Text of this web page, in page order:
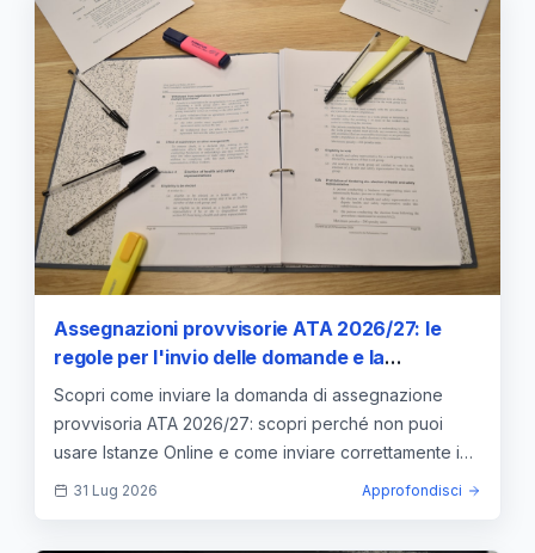
Assegnazioni provvisorie ATA 2026/27: le
regole per l'invio delle domande e la
documentazione
Scopri come inviare la domanda di assegnazione
provvisoria ATA 2026/27: scopri perché non puoi
usare Istanze Online e come inviare correttamente i
documenti.
31 Lug 2026 Approfondisci